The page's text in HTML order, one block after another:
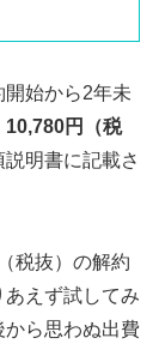
開始から2年未
10,780円（税
明書に記載さ
税抜）の解約
えず試してみ
から思わぬ出費